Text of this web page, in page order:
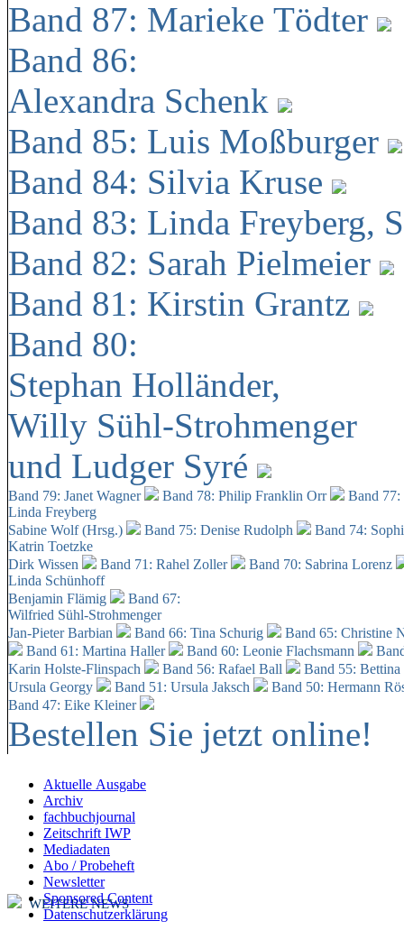
Band 87: Marieke Tödter
Band 86:
Alexandra Schenk
Band 85: Luis Moßburger
Band 84: Silvia Kruse
Band 83: Linda Freyberg,
Band 82: Sarah Pielmeier
Band 81: Kirstin Grantz
Band 80:
Stephan Holländer,
Willy Sühl-Strohmenger
und Ludger Syré
Band 79: Janet Wagner Band 78: Philip Franklin Orr
Band
Linda Freyberg
Sabine Wolf (Hrsg.)
Band 75: Denise Rudolph
Band 74:
Katrin Toetzke
Dirk Wissen
Band 71: Rahel Zoller
Band 70: Sabrina Lorenz
Linda Schünhoff
Benjamin Flämig
Band 67:
Wilfried Sühl-Strohmenger
Jan-Pieter Barbian
Band 66: Tina Schurig
Band 65: Christine
Band 61: Martina Haller
Band 60: Leonie Flachsmann
Karin Holste-Flinspach
Band 56: Rafael Ball
Band 55:
Ursula Georgy
Band 51: Ursula Jaksch Band 50: Hermann
Band 47: Eike Kleiner
Bestellen Sie jetzt online!
Aktuelle Ausgabe
Archiv
fachbuchjournal
Zeitschrift IWP
Mediadaten
Abo / Probeheft
Newsletter
Sponsored Content
Datenschutzerklärung
WEITERE NEWS